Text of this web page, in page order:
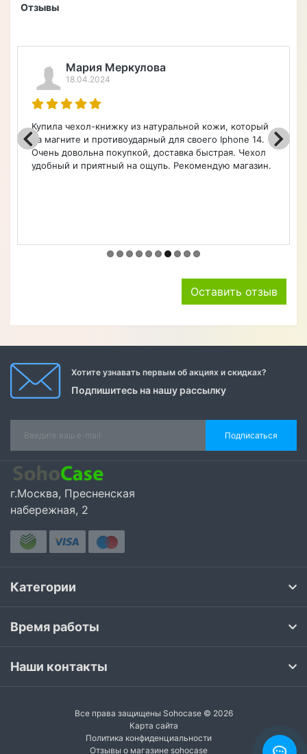
Отзывы
Мария Меркулова
18.04.2024
Купила чехол-книжку из натуральной кожи, который
на магните и противоударный для своего Iphone 14.
Очень довольна покупкой, доставка быстрая. Чехол
удобный и приятный на ощупь. Рекомендую магазин.
Оставить отзыв
Хотите узнавать первым об акциях и скидках?
Подпишитесь на нашу рассылку
Подписаться
г.Москва, Пресненская
набережная, 2
Категории
Время работы
Наши контакты
Все права защищены Sohocase © 2026
Карта сайта
Политика конфиденциальности
Отзывы о магазине sohocase